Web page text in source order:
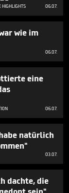
HIGHLIGHTS 06.07.
wie im
06.07.
eine
06.07.
natürlich
03.07.
dachte, die